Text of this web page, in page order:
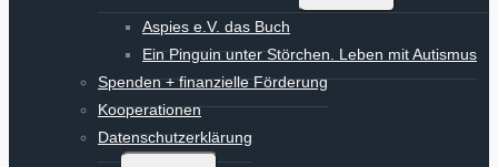
Aspies e.V. das Buch
Ein Pinguin unter Störchen. Leben mit Autismus
Spenden + finanzielle Förderung
Kooperationen
Datenschutzerklärung